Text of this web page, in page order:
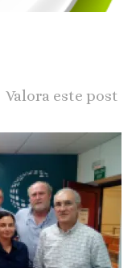
Valora este post